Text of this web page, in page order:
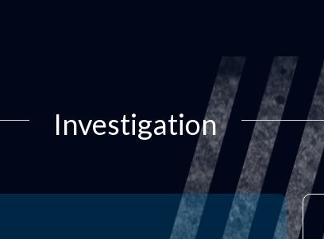
Investigation